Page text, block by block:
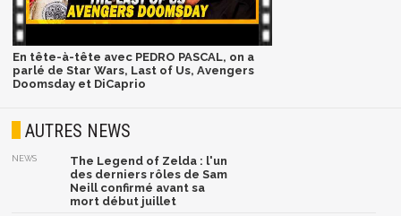
En tête-à-tête avec PEDRO PASCAL, on a
parlé de Star Wars, Last of Us, Avengers
Doomsday et DiCaprio
AUTRES NEWS
NEWS
The Legend of Zelda : l'un
des derniers rôles de Sam
Neill confirmé avant sa
mort début juillet